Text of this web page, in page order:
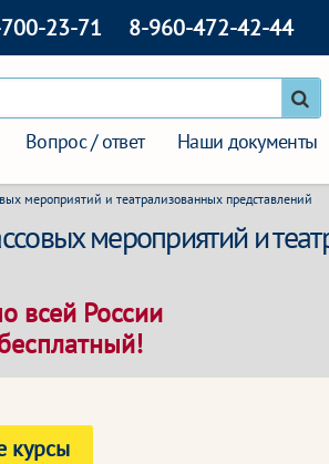
23-71 8-960-472-42-44
Вопрос / ответ Наши документы
мероприятий и театрализованных представлений
мероприятий и
всей России
курсы